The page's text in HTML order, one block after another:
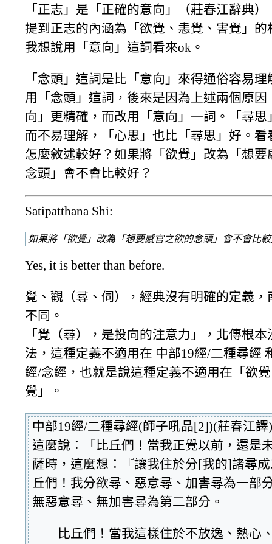
「正志」是「正確的意向」（莊春江辭典
提到正志的內涵為「欲覺、恚覺、害覺」的
我想說用「意向」這詞看來ok。
「念頭」這詞是比「意向」來得通俗容易
用「念頭」這詞，後來是因為上述兩個原因
向」更精確，而改用「意向」一詞。「尋思
而不易理解，「心思」也比「尋思」好。看
怎麼敘述較好？如果將「欲覺」改為「想要
念頭」會不會比較好？
Satipatthana Shi:
如果將「欲覺」改為「想要感官之欲的念頭」會不會比
Yes, it is better than before.
覺、觀（尋、伺），經典沒有明確的定義，
不同。
「覺（尋），是投向的注意力」，北傳根
法，這種定義不適用在 中部19經/二種尋經
經/念經，也就是說這種定義不適用在「欲
覺」。
中部19經/二種尋經(師子吼品[2])(莊春
這麼說：「比丘們！當我正覺以前，還是
薩時，這麼想：『讓我住於分[我的]諸尋
丘們！我分欲尋、惡意尋、加害尋為一部
無惡意尋、無加害尋為第二部分。
比丘們！當我這樣住於不放逸、熱心